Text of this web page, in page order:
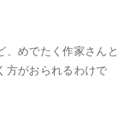
、めでたく作家さんと
方がおられるわけで